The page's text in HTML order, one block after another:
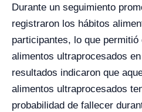
Durante un seguimiento
registraron los hábitos
participantes, lo que
alimentos ultraprocesados
resultados indicaron que
alimentos ultraprocesados
probabilidad de fallecer